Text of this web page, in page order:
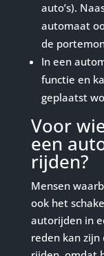
auto’s).
automaat
de
In een
functie en
geplaatst
Voor
een
rijden?
Mensen
ook het
autorijden in
reden kan